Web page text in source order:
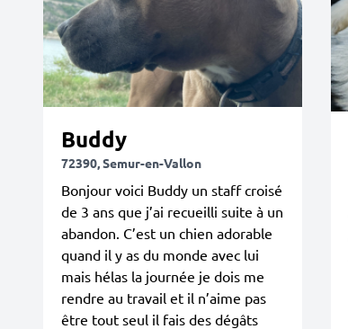
Buddy
72390, Semur-en-Vallon
Bonjour voici Buddy un staff croisé
de 3 ans que j’ai recueilli suite à un
abandon. C’est un chien adorable
quand il y as du monde avec lui
mais hélas la journée je dois me
rendre au travail et il n’aime pas
être tout seul il fais des dégâts